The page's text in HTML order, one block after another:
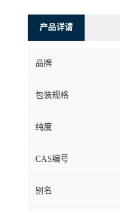
产品详请
品牌
包装规格
纯度
CAS编号
别名